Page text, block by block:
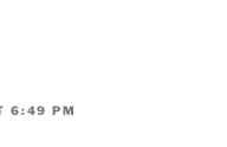
6:49 PM